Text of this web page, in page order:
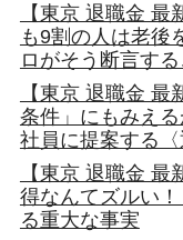
【東京 退職金
も9割の人は老
ロがそう断言す
【東京 退職金
条件」にもみえ
社員に提案する
【東京 退職金
得なんてズルい
る重大な事実